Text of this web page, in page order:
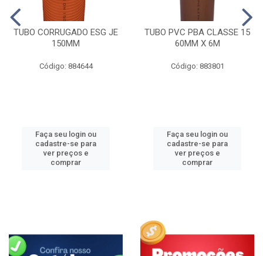
TUBO CORRUGADO ESG JE
150MM
Código: 884644
Faça seu login ou
cadastre-se para
ver preços e
comprar
TUBO PVC PBA CLASSE 15
60MM X 6M
Código: 883801
Faça seu login ou
cadastre-se para
ver preços e
comprar